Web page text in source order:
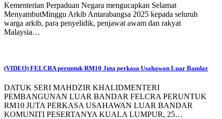
Kementerian Perpaduan Negara mengucapkan Selamat
MenyambutMinggu Arkib Antarabangsa 2025 kepada seluruh
warga arkib, para penyelidik, penjawat awam dan rakyat
Malaysia…
(VIDEO) FELCRA peruntuk RM10 Juta perkasa Usahawan Luar Bandar
DATUK SERI MAHDZIR KHALIDMENTERI
PEMBANGUNAN LUAR BANDAR FELCRA PERUNTUK
RM10 JUTA PERKASA USAHAWAN LUAR BANDAR
KOMUNITI PESERTANYA KUALA LUMPUR, 25…